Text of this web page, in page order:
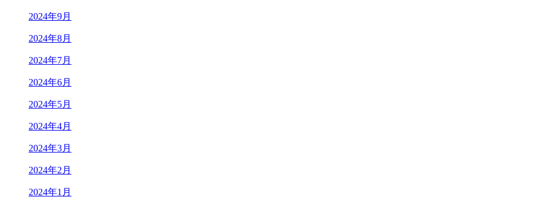
2024年9月
2024年8月
2024年7月
2024年6月
2024年5月
2024年4月
2024年3月
2024年2月
2024年1月